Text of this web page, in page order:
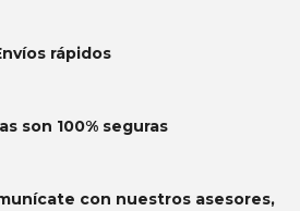
rápidos
son 100% seguras
con nuestros asesores,